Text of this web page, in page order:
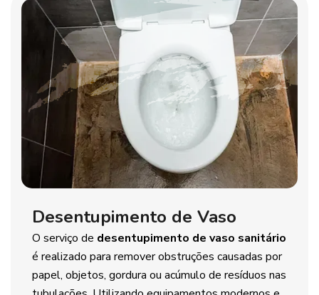
Desentupimento de Vaso
O serviço de desentupimento de vaso sanitário
é realizado para remover obstruções causadas por
papel, objetos, gordura ou acúmulo de resíduos nas